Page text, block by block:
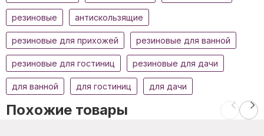
резиновые антискользящие
резиновые для прихожей резиновые для ванной
резиновые для гостиниц резиновые для дачи
для ванной для гостиниц для дачи
Похожие товары